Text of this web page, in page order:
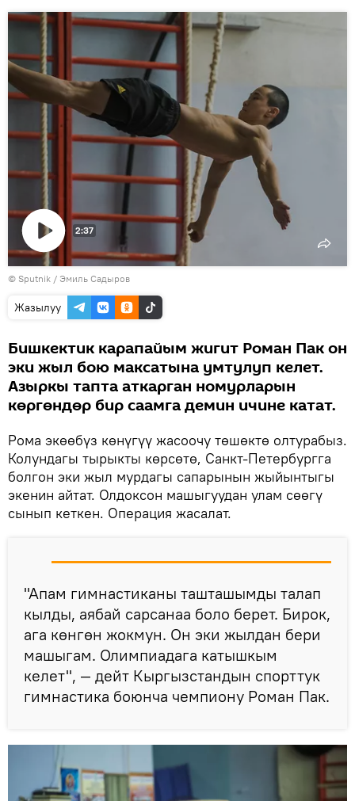
Видеону
көрсөтүү
2:37
© Sputnik / Эмиль Садыров
Жазылуу
Бишкектик карапайым жигит Роман Пак он
эки жыл бою максатына умтулуп келет.
Азыркы тапта аткарган номурларын
көргөндөр бир саамга демин ичине катат.
Рома экөөбүз көнүгүү жасоочу төшөктө олтурабыз.
Колундагы тырыкты көрсөтө, Санкт-Петербургга
болгон эки жыл мурдагы сапарынын жыйынтыгы
экенин айтат. Олдоксон машыгуудан улам сөөгү
сынып кеткен. Операция жасалат.
"Апам гимнастиканы ташташымды талап
кылды, аябай сарсанаа боло берет. Бирок,
ага көнгөн жокмун. Он эки жылдан бери
машыгам. Олимпиадага катышкым
келет", — дейт Кыргызстандын спорттук
гимнастика боюнча чемпиону Роман Пак.